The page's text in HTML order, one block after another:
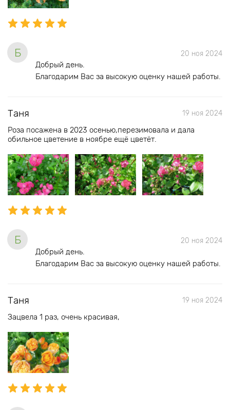
Б 20 ноя 2024
Добрый день.
Благодарим Вас за высокую оценку нашей работы.
Таня 19 ноя 2024
Роза посажена в 2023 осенью,перезимовала и дала
обильное цветение в ноябре ещё цветёт.
Б 20 ноя 2024
Добрый день.
Благодарим Вас за высокую оценку нашей работы.
Таня 19 ноя 2024
Зацвела 1 раз, очень красивая,